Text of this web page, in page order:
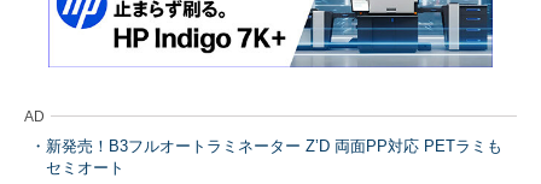
AD
新発売！B3フルオートラミネーター Z’D 両面PP対応 PETラミも
セミオート